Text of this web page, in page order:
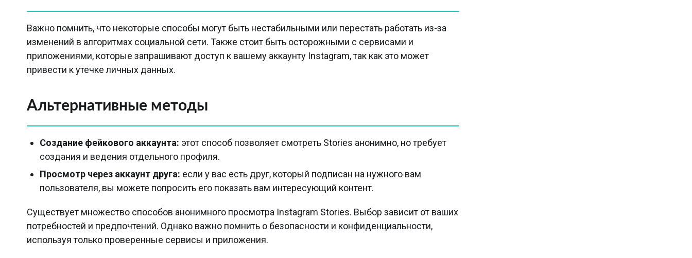
Важно помнить, что некоторые способы могут быть нестабильными или перестать работать из-за
изменений в алгоритмах социальной сети. Также стоит быть осторожными с сервисами и
приложениями, которые запрашивают доступ к вашему аккаунту Instagram, так как это может
привести к утечке личных данных.
Альтернативные методы
Создание фейкового аккаунта: этот способ позволяет смотреть Stories анонимно, но требует
создания и ведения отдельного профиля.
Просмотр через аккаунт друга: если у вас есть друг, который подписан на нужного вам
пользователя, вы можете попросить его показать вам интересующий контент.
Существует множество способов анонимного просмотра Instagram Stories. Выбор зависит от ваших
потребностей и предпочтений. Однако важно помнить о безопасности и конфиденциальности,
используя только проверенные сервисы и приложения.